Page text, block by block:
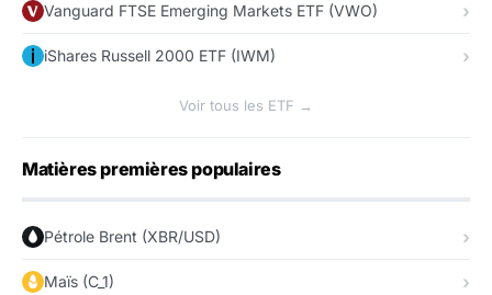
Vanguard FTSE Emerging Markets ETF (VWO)
iShares Russell 2000 ETF (IWM)
Voir tous les ETF →
Matières premières populaires
Pétrole Brent (XBR/USD)
Maïs (C_1)